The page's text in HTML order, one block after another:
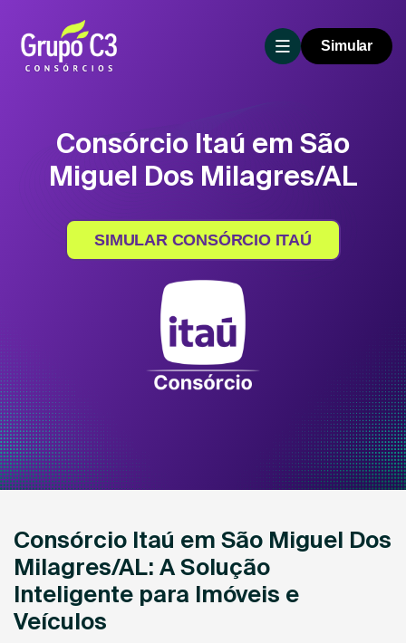
Simular
Consórcio Itaú em São
Miguel Dos Milagres/AL
SIMULAR CONSÓRCIO ITAÚ
Consórcio Itaú em São Miguel Dos
Milagres/AL: A Solução
Inteligente para Imóveis e
Veículos